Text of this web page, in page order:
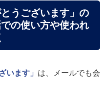
うございます」の
の使い方や使われ
います」 は、メールでも会